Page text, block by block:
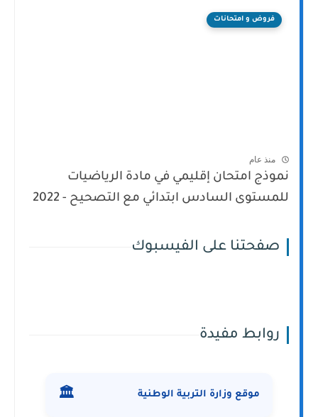
فروض و امتحانات
منذ عام
نموذج امتحان إقليمي في مادة الرياضيات
للمستوى السادس ابتدائي مع التصحيح - 2022
صفحتنا على الفيسبوك
روابط مفيدة
موقع وزارة التربية الوطنية 🏛️